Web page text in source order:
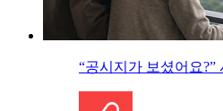
“공시지가 보셨어요